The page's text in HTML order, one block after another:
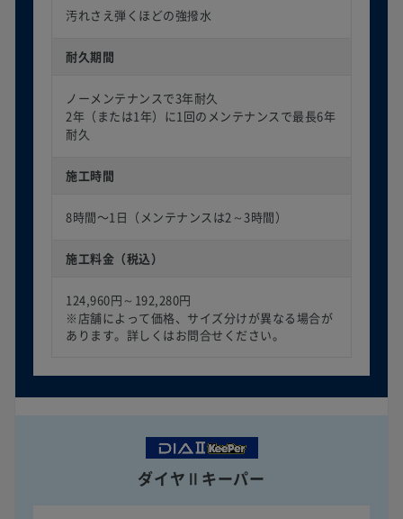
汚れさえ弾くほどの強撥水
耐久期間
ノーメンテナンスで3年耐久
2年（または1年）に1回のメンテナンスで最長6年
耐久
施工時間
8時間〜1日（メンテナンスは2～3時間）
施工料金（税込）
124,960円～192,280円
※店舗によって価格、サイズ分けが異なる場合が
あります。詳しくはお問合せください。
ダイヤⅡキーパー